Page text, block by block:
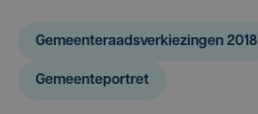
Gemeenteraadsverkiezingen 2018
Gemeenteportret